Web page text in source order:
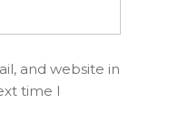
and website in
time I